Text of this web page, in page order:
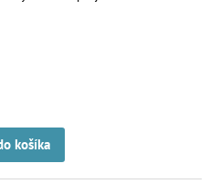
košíka